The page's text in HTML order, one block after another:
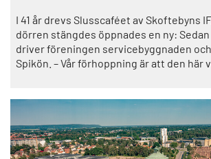
I 41 år drevs Slusscaféet av Skoftebyns
dörren stängdes öppnades en ny:
driver föreningen servicebyggnaden
Spikön. – Vår förhoppning är att den här verksamheten på